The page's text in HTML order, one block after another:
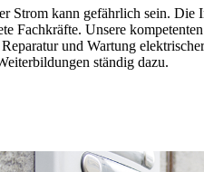
Strom kann gefährlich sein. Die
Fachkräfte. Unsere
und Wartung
ständig dazu.